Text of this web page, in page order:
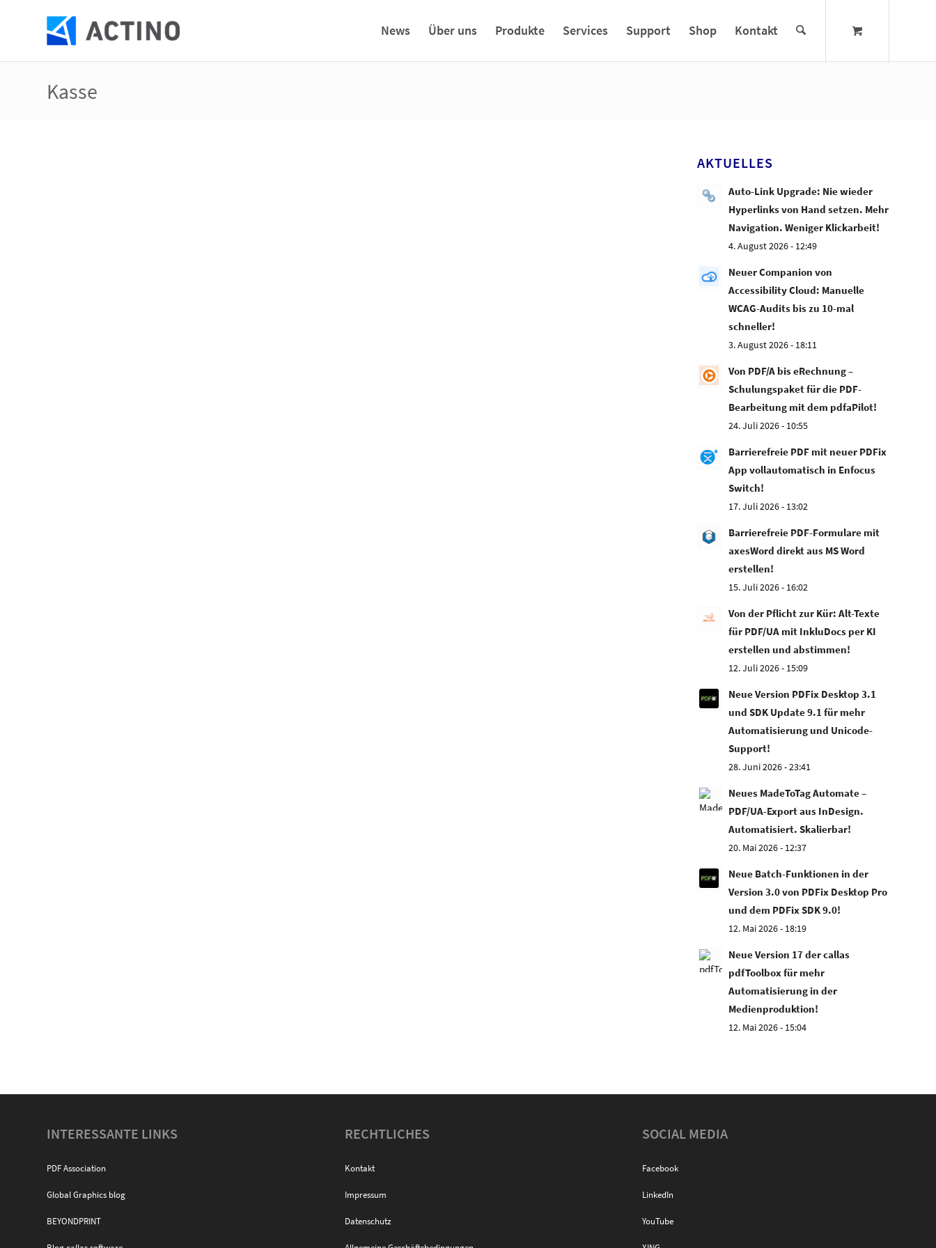
News Über uns Produkte Services Support Shop Kontakt
Kasse
AKTUELLES
Auto-Link Upgrade: Nie wieder
Hyperlinks von Hand setzen. Mehr
Navigation. Weniger Klickarbeit!
4. August 2026 - 12:49
Neuer Companion von
Accessibility Cloud: Manuelle
WCAG-Audits bis zu 10-mal
schneller!
3. August 2026 - 18:11
Von PDF/A bis eRechnung –
Schulungspaket für die PDF-
Bearbeitung mit dem pdfaPilot!
24. Juli 2026 - 10:55
Barrierefreie PDF mit neuer PDFix
App vollautomatisch in Enfocus
Switch!
17. Juli 2026 - 13:02
Barrierefreie PDF-Formulare mit
axesWord direkt aus MS Word
erstellen!
15. Juli 2026 - 16:02
Von der Pflicht zur Kür: Alt-Texte
für PDF/UA mit InkluDocs per KI
erstellen und abstimmen!
12. Juli 2026 - 15:09
Neue Version PDFix Desktop 3.1
und SDK Update 9.1 für mehr
Automatisierung und Unicode-
Support!
28. Juni 2026 - 23:41
Neues MadeToTag Automate –
PDF/UA-Export aus InDesign.
Automatisiert. Skalierbar!
20. Mai 2026 - 12:37
Neue Batch-Funktionen in der
Version 3.0 von PDFix Desktop Pro
und dem PDFix SDK 9.0!
12. Mai 2026 - 18:19
Neue Version 17 der callas
pdfToolbox für mehr
Automatisierung in der
Medienproduktion!
12. Mai 2026 - 15:04
INTERESSANTE LINKS
PDF Association
Global Graphics blog
BEYONDPRINT
RECHTLICHES
Kontakt
Impressum
Datenschutz
SOCIAL MEDIA
Facebook
LinkedIn
YouTube